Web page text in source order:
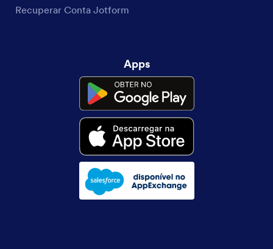
Recuperar Conta Jotform
Apps